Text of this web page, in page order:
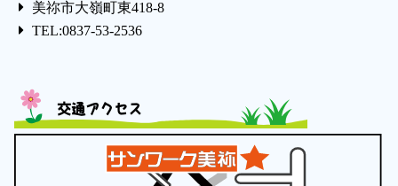
美祢市大嶺町東418-8
TEL:0837-53-2536
交通アクセス